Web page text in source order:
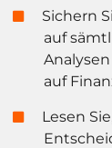
Sichern
auf
auf
Lesen